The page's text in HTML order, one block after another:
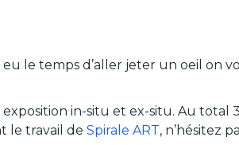
le temps d’aller jeter un oeil on
in-situ et ex-situ. Au total
le travail deSpirale ART, n’hésitez